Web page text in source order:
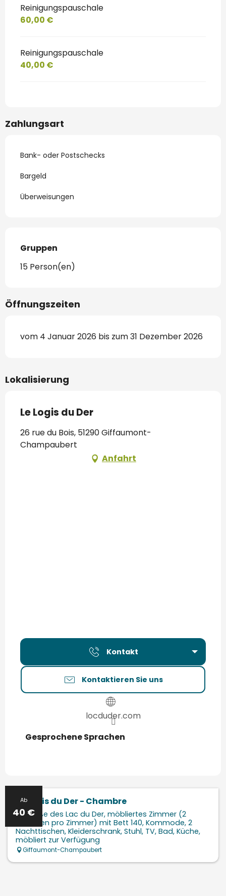
Reinigungspauschale
60,00 €
Reinigungspauschale
40,00 €
Zahlungsart
Bank- oder Postschecks
Bargeld
Überweisungen
Gruppen
Gruppen
15 Person(en)
Öffnungszeiten
vom 4 Januar 2026 bis zum 31 Dezember 2026
Lokalisierung
Le Logis du Der
26 rue du Bois, 51290 Giffaumont-
Champaubert
Anfahrt
Kontakt
Kontaktieren Sie uns
locduder.com
Gesprochene Sprachen
Gesprochene Sprachen
Ab
40 €
Le Logis du Der - Chambre
Am Fuße des Lac du Der, möbliertes Zimmer (2
Personen pro Zimmer) mit Bett 140, Kommode, 2
Nachttischen, Kleiderschrank, Stuhl, TV, Bad, Küche,
möbliert zur Verfügung
Giffaumont-Champaubert